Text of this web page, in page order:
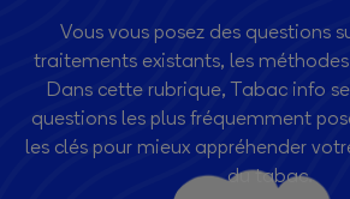
Vous vous posez des questions
traitements existants, les méthodes
Dans cette rubrique, Tabac info
questions les plus fréquemment
les clés pour mieux appréhender
du tabac.